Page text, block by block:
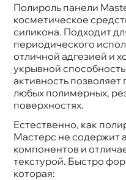
Полироль панели
косметическое
силикона. Подходит
периодического
отличной адгезией и
укрывной
активность
любых полимерных,
поверхностях.
Естественно, как
Мастерс не содержит
компонентов и
текстурой. Быстро
которая: